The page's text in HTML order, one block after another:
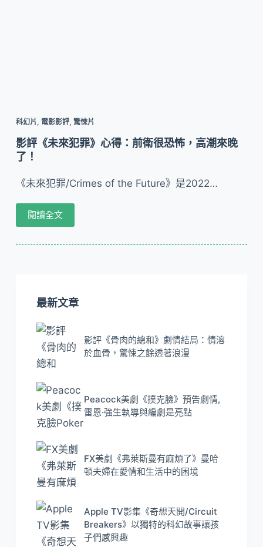
科幻片 , 電影影評, 驚悚片
影評《未來犯罪》心得：前衛很恐怖，高潮來晚
了！
《未來犯罪/Crimes of the Future》是2022…
閱讀全文
最新文章
影評《骨肉的總和》劇情結局：情溶
於血骨，驚悚之餘透著浪漫
Peacock美劇《撲克臉》預告劇情,
雷恩·強生執導與編劇是亮點
FX美劇《弗萊斯曼有麻煩了》曼哈
頓夫婦在愛情和生活中的困境
Apple TV影集《奇想天開/Circuit
Breakers》以獨特的科幻故事讓孩
子們感興趣